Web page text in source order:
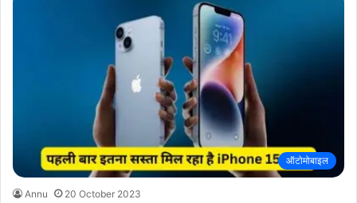
ऑटोमोबाइल
Annu 20 October 2023